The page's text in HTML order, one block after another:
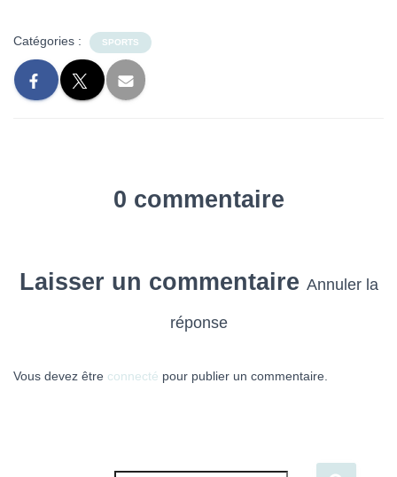
Catégories : SPORTS
0 commentaire
Laisser un commentaire Annuler la
réponse
Vous devez être connecté pour publier un commentaire.